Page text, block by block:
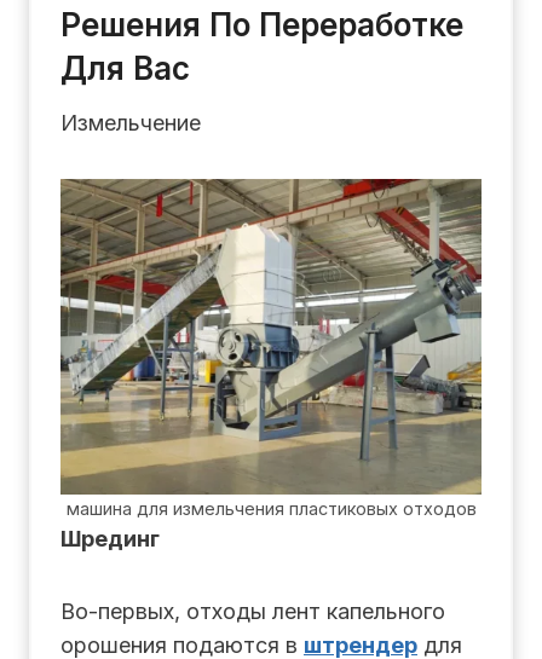
Решения По Переработке
Для Вас
Измельчение
машина для измельчения пластиковых отходов
Шрединг
Во-первых, отходы лент капельного
орошения подаются в штрендер для